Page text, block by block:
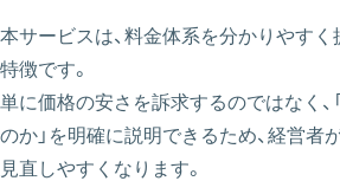
本サービスは、料金体系を分かりやす
特徴です。
単に価格の安さを訴求するのではなく、
のか」を明確に説明できるため、経営者
見直しやすくなります。